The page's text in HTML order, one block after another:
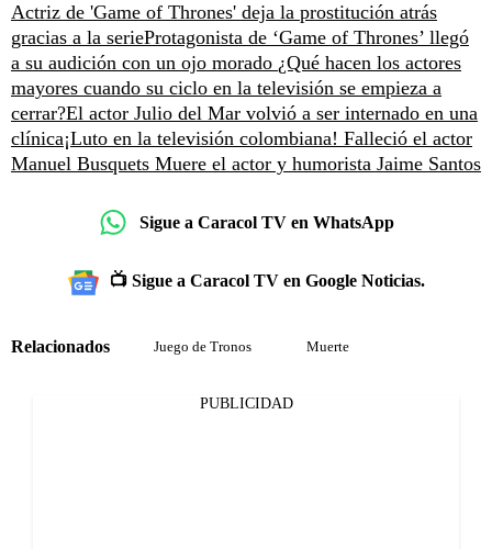
Actriz de 'Game of Thrones' deja la prostitución atrás
gracias a la serieProtagonista de ‘Game of Thrones’ llegó
a su audición con un ojo morado ¿Qué hacen los actores
mayores cuando su ciclo en la televisión se empieza a
cerrar?El actor Julio del Mar volvió a ser internado en una
clínica¡Luto en la televisión colombiana! Falleció el actor
Manuel Busquets Muere el actor y humorista Jaime Santos
Sigue a Caracol TV en WhatsApp
📺 Sigue a Caracol TV en Google Noticias.
Relacionados Juego de Tronos Muerte
PUBLICIDAD